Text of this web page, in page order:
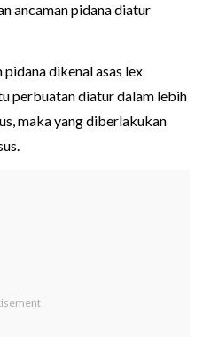
ancaman pidana diatur
dikenal asas lex
perbuatan diatur dalam lebih
maka yang diberlakukan